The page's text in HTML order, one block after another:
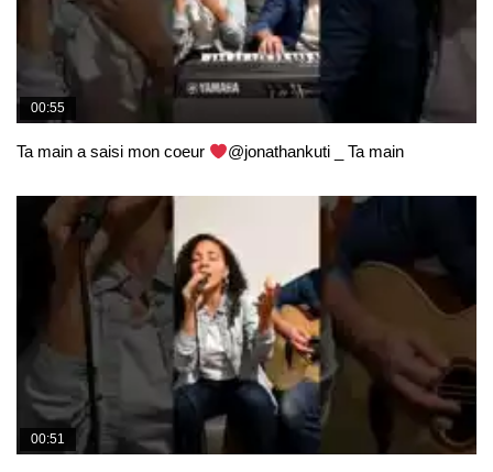
00:55
Ta main a saisi mon coeur @jonathankuti _ Ta main
00:51